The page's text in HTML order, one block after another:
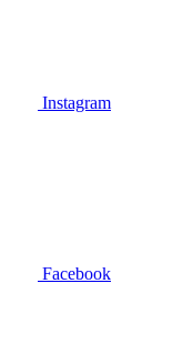
Instagram
Facebook